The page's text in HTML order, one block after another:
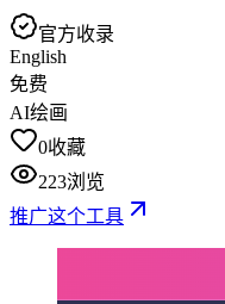
官方收录
English
免费
AI绘画
0收藏
223浏览
推广这个工具